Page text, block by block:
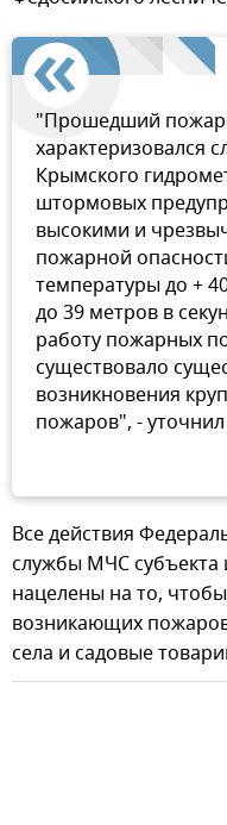
"Прошедший
характеризовался
Крымского
штормовых
высокими и
пожарной
температуры до +
до 39 метров в
работу пожарных
существовало
возникновения
пожаров", -
Все действия
службы МЧС субъекта
нацелены на то,
возникающих
села и садовые